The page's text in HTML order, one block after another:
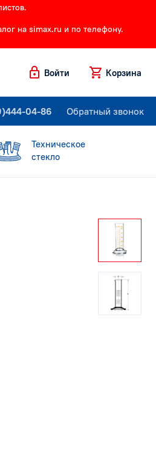
на simax.ru и по телефону.
Войти Корзина
04-86 Обратный звонок
Техническое
стекло